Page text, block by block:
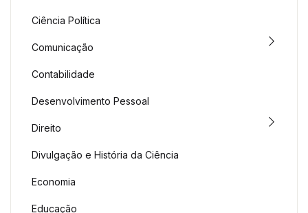
Ciência Política
Comunicação
Contabilidade
Desenvolvimento Pessoal
Direito
Divulgação e História da Ciência
Economia
Educação